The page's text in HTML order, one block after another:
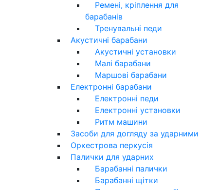
Ремені, кріплення для
барабанів
Тренувальні педи
Акустичні барабани
Акустичні установки
Малі барабани
Маршові барабани
Електронні барабани
Електронні педи
Електронні установки
Ритм машини
Засоби для догляду за ударними
Оркестрова перкусія
Палички для ударних
Барабанні палички
Барабанні щітки